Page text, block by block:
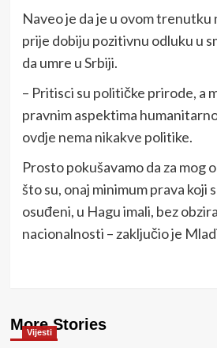
Naveo je da je u ovom trenutku
prije dobiju pozitivnu odluku u
da umre u Srbiji.
– Pritisci su političke prirode, a
pravnim aspektima
ovdje nema nikakve politike.
Prosto pokušavamo da za mog
što su, onaj minimum prava koji
osuđeni, u Hagu imali, bez
nacionalnosti – zaključio je
More Stories
Vijesti